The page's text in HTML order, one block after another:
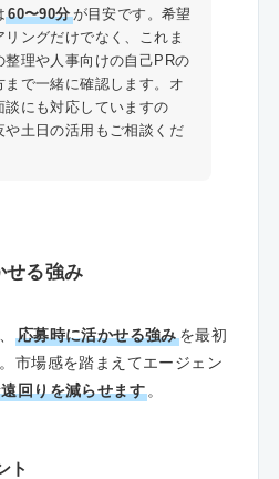
60〜90分が目安です。希望
リングだけでなく、これま
整理や人事向けの自己PRの
まで一緒に確認します。オ
談にも対応していますの
や土日の活用もご相談くだ
せる強み
応募時に活かせる強みを最初
市場感を踏まえてエージェン
回りを減らせます。
ト